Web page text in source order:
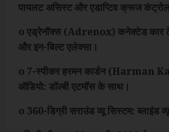
पायलट असिस्ट और एडाप्टिव क्रूज
o एड्रेनॉक्स (Adrenox) कनेक्टेड कार
और इन-बिल्ट एलेक्सा।
o 7-स्पीकर हरमन कार्डन (Harman
ऑडियो: डॉल्बी एटमॉस के साथ।
o 360-डिग्री सराउंड व्यू सिस्टम: ब्लाइंड